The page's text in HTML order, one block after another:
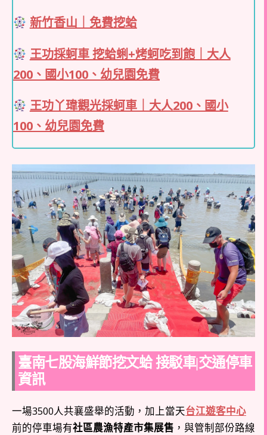
新竹香山｜免費挖蛤
王功採蚵車 挖蛤蜊+烤蚵吃到飽｜大人
200、國小100、幼兒園免費
王功丫瑋觀光採蚵車｜大人200、國小
100、幼兒園免費
臺南七股海鮮節挖文蛤 接駁車|交通停車
資訊
一場3500人共襄盛舉的活動，加上當天台江遊客中心
前的停車場有社區農漁特產市集展售 ，與管制部份路線